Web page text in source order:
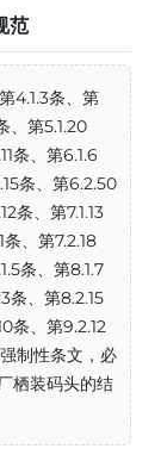
范
4.1.3条、第
、第5.1.20
条、第6.1.6
条、第6.2.50
条、第7.1.13
条、第7.2.18
条、第8.1.7
条、第8.2.15
条、第9.2.12
制性条文，必
栖装码头的结